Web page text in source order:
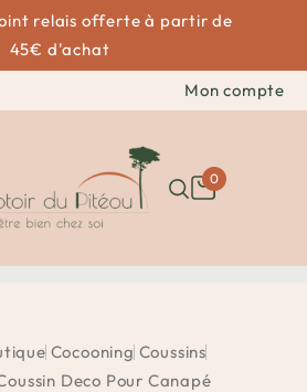
relais offerte à partir de
45€ d'achat
Mon compte
0
Cocooning Coussins
Deco Pour Canapé